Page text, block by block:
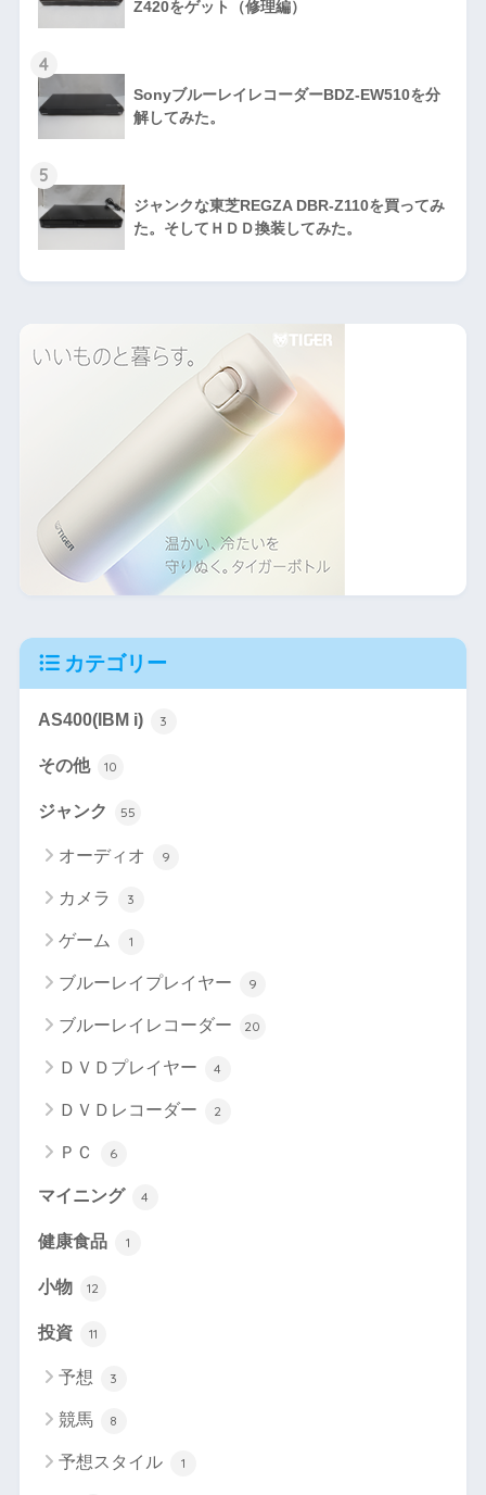
Z420をゲット（修理編）
4
SonyブルーレイレコーダーBDZ-EW510を分
解してみた。
5
ジャンクな東芝REGZA DBR-Z110を買ってみ
た。そしてＨＤＤ換装してみた。
カテゴリー
AS400(IBM i) 3
その他 10
ジャンク 55
オーディオ 9
カメラ 3
ゲーム 1
ブルーレイプレイヤー 9
ブルーレイレコーダー 20
ＤＶＤプレイヤー 4
ＤＶＤレコーダー 2
ＰＣ 6
マイニング 4
健康食品 1
小物 12
投資 11
予想 3
競馬 8
予想スタイル 1